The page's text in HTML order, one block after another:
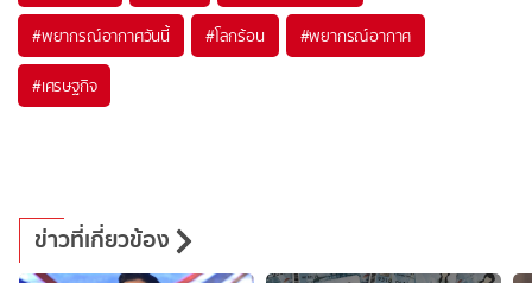
#พยากรณ์อากาศวันนี้ #โลกร้อน #พยากรณ์อากาศ
#เศรษฐกิจ
ข่าวที่เกี่ยวข้อง